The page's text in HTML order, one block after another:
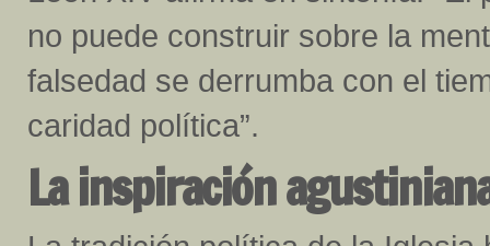
no puede construir sobre la
falsedad se derrumba con el
caridad política”.
La inspiración